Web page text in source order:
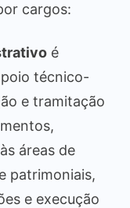
cargos:
é
técnico-
e tramitação
áreas de
patrimoniais,
e execução